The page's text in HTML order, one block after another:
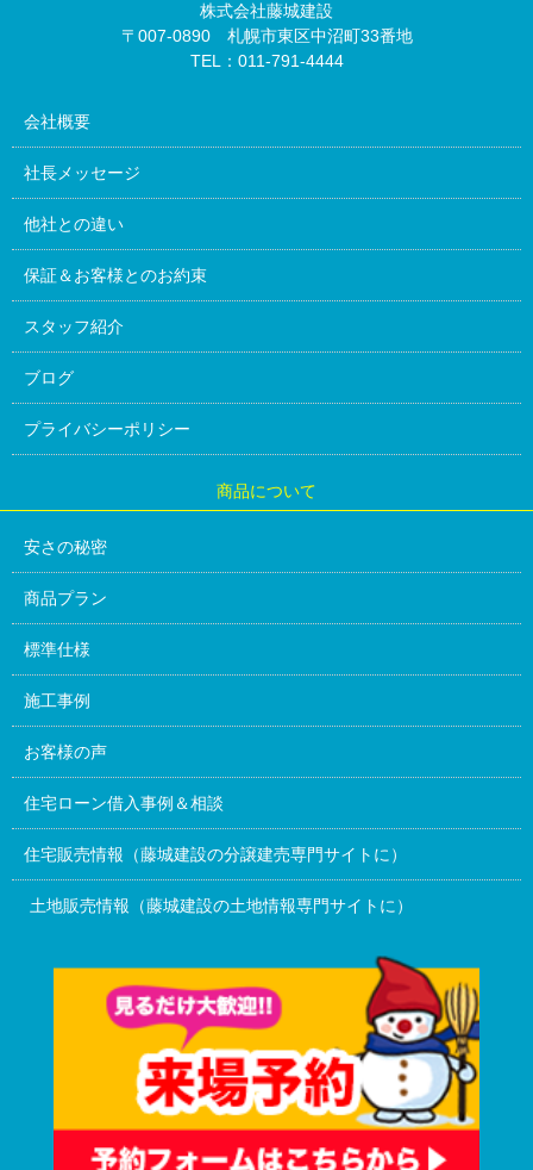
株式会社藤城建設
〒007-0890 札幌市東区中沼町33番地
TEL：011-791-4444
会社概要
社長メッセージ
他社との違い
保証＆お客様とのお約束
スタッフ紹介
ブログ
プライバシーポリシー
商品について
安さの秘密
商品プラン
標準仕様
施工事例
お客様の声
住宅ローン借入事例＆相談
住宅販売情報（藤城建設の分譲建売専門サイトに）
土地販売情報（藤城建設の土地情報専門サイトに）